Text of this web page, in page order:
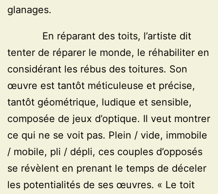
glanages.
En réparant des toits, l’artiste dit
tenter de réparer le monde, le réhabiliter en
considérant les rébus des toitures. Son
œuvre est tantôt méticuleuse et précise,
tantôt géométrique, ludique et sensible,
composée de jeux d’optique. Il veut montrer
ce qui ne se voit pas. Plein / vide, immobile
/ mobile, pli / dépli, ces couples d’opposés
se révèlent en prenant le temps de déceler
les potentialités de ses œuvres. « Le toit